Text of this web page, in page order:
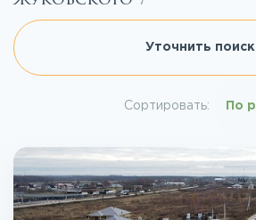
Уточнить поиск
Сортировать: По